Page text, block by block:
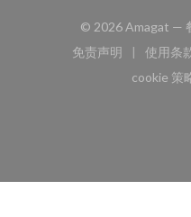
© 2026 Amagat —
免责声明
((在新窗口中
使用条
((
cookie 策
((